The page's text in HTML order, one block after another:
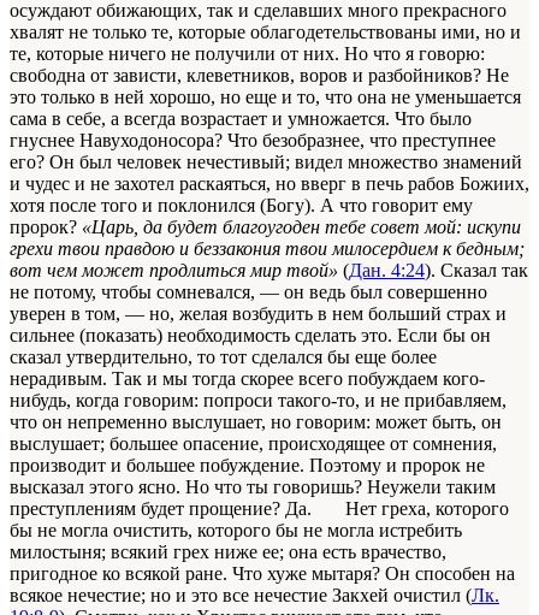
осуждают обижающих, так и сделав­ших много прекрасного
хвалят не только те, которые облаго­детельствованы ими, но и
те, которые ничего не получили от них. Но что я говорю:
свободна от зависти, клеветников, во­ров и разбойников? Не
это только в ней хорошо, но еще и то, что она не уменьшается
сама в себе, а всегда возрастает и умножается. Что было
гнуснее Навуходоносора? Что безобраз­нее, что преступнее
его? Он был человек нечестивый; ви­дел множество знамений
и чудес и не захотел раскаяться, но вверг в печь рабов Божиих,
хотя после того и покло­нился (Богу). А что говорит ему
пророк? «Царь, да будет благоугоден тебе совет мой: искупи
грехи твои правдою и беззакония твои милосердием к бедным;
вот чем может продлиться мир твой» (Дан. 4:24). Сказал так
не потому, чтобы сомневался, — он ведь был совершенно
уверен в том, — но, желая возбудить в нем больший страх и
сильнее (показать) необходимость сделать это. Если бы он
сказал утвердительно, то тот сделался бы еще более
нерадивым. Так и мы тогда скорее всего побуждаем кого-
нибудь, когда говорим: попроси такого-то, и не прибавляем,
что он непременно выслушает, но говорим: может быть, он
выслушает; большее опасение, происходящее от сомнения,
производит и большее побуждение. Поэтому и пророк не
высказал этого ясно. Но что ты гово­ришь? Неужели таким
преступлениям будет прощение? Да. Нет греха, которого
бы не могла очистить, которого бы не могла истребить
милостыня; всякий грех ниже ее; она есть вра­чество,
пригодное ко всякой ране. Что хуже мытаря? Он спо­собен на
всякое нечестие; но и это все нечестие Закхей очистил (Лк.